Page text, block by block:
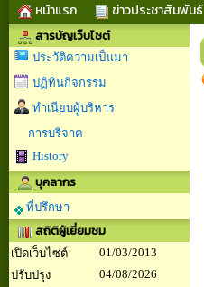
หน้าแรก ข่าวประชาสัมพันธ์
สารบัญเว็บไซต์
ประวัติความเป็นมา
ปฏิทินกิจกรรม
ทำเนียบผู้บริหาร
การบริจาค
History
บุคลากร
ที่ปรึกษา
สถิติผู้เยี่ยมชม
เปิดเว็บไซต์
01/03/2013
ปรับปรุง
04/08/2026